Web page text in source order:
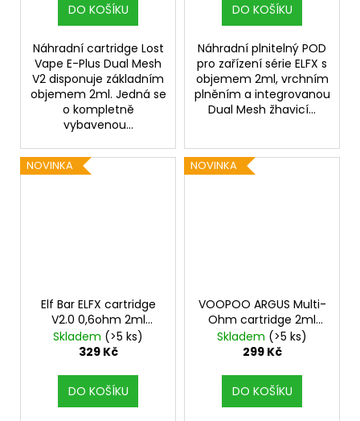
DO KOŠÍKU
Náhradní cartridge Lost
Vape E-Plus Dual Mesh
V2 disponuje základním
objemem 2ml. Jedná se
o kompletně
vybavenou...
DO KOŠÍKU
Náhradní plnitelný POD
pro zařízení série ELFX s
objemem 2ml, vrchním
plněním a integrovanou
Dual Mesh žhavicí...
NOVINKA
Elf Bar ELFX cartridge
V2.0 0,6ohm 2ml
3Pack
Skladem (>5 ks)
329 Kč
DO KOŠÍKU
NOVINKA
VOOPOO ARGUS Multi-
Ohm cartridge 2ml
3Pack
Skladem (>5 ks)
299 Kč
DO KOŠÍKU